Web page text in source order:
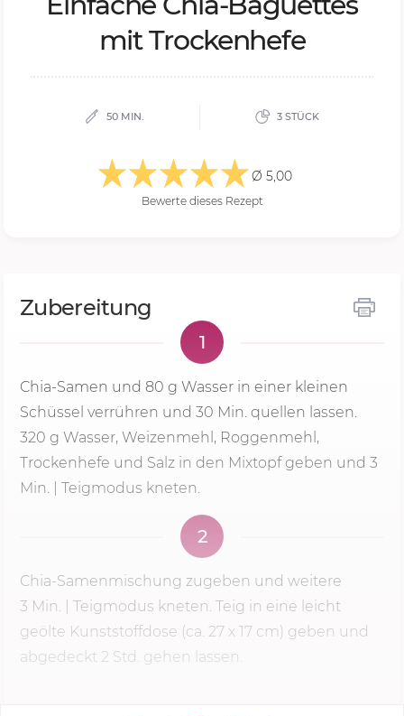
mit Tro­cken­he­fe
50 MIN. 3 STÜCK
Ø 5,00
Bewerte dieses Rezept
Zubereitung
1
Chia-Samen und 80 g Wasser in einer kleinen
Schüssel verrühren und 30 Min. quellen lassen.
320 g Wasser, Weizenmehl, Roggenmehl,
Trockenhefe und Salz in den Mixtopf geben und 3
Min. | Teigmodus kneten.
2
Chia-Samenmischung zugeben und weitere
3 Min. | Teigmodus kneten. Teig in eine leicht
geölte Kunststoffdose (ca. 27 x 17 cm) geben und
abgedeckt 2 Std. gehen lassen.